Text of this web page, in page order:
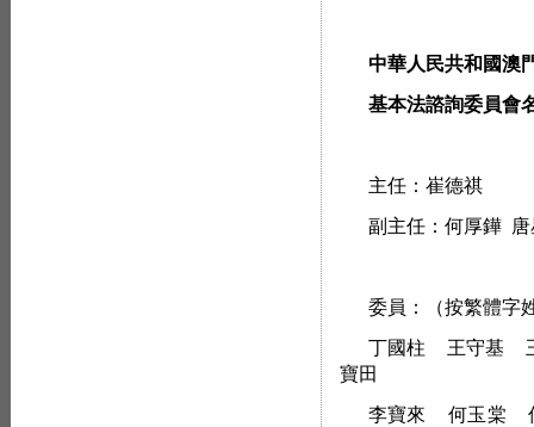
中華人民共和國澳
基本法諮詢委員會
主任：崔德祺
副主任：何厚鏵
委員：（按繁體字
丁國柱 王守基
寶田
李寶來 何玉棠